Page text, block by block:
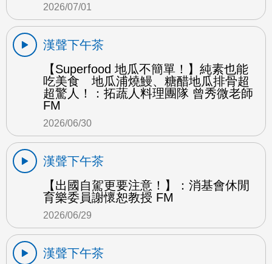
2026/07/01
漢聲下午茶
【Superfood 地瓜不簡單！】純素也能
吃美食 地瓜浦燒鰻、糖醋地瓜排骨超
超驚人！：拓蔬人料理團隊 曾秀微老師
FM
2026/06/30
漢聲下午茶
【出國自駕更要注意！】：消基會休閒
育樂委員謝懷恕教授 FM
2026/06/29
漢聲下午茶